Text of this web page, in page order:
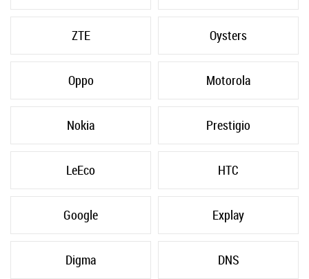
ZTE Oysters
Oppo Motorola
Nokia Prestigio
LeEco HTC
Google Explay
Digma DNS